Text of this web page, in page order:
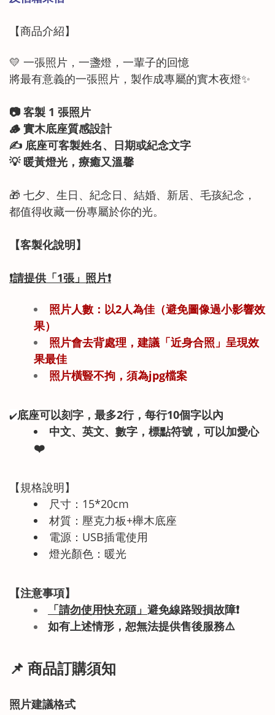
【商品介紹】
💛 一張照片，一盞燈，一輩子的回憶
將最有意義的一張照片，製作成專屬的實木夜燈✨
📷 客製 1 張照片
🪵 實木底座質感設計
✍️ 底座可客製姓名、日期或紀念文字
💡 暖黃燈光，療癒又溫馨
🎁 七夕、生日、紀念日、結婚、新居、毛孩紀念，
都值得收藏一份專屬於你的光。
【客製化說明】
❗請提供「1張」 照片❗
照片人數：以2人為佳（避免圖像過小影響效
果）
照片會去背處理，建議「近身合照」呈現效
果最佳
照片橫豎不拘，須為jpg檔案
✔️底座可以刻字，最多2行，每行10個字以內
中文、英文、數字，標點符號，可以加愛心
❤️
【規格說明】
尺寸：15*20cm
材質：壓克力板+櫸木底座
電源：USB插電使用
燈光顏色：暖光
【注意事項】
「請勿使用快充頭」 避免線路毀損故障❗
如有上述情形 ，恕無法提供售後服務⚠️
📌 商品訂購須知
照片建議格式